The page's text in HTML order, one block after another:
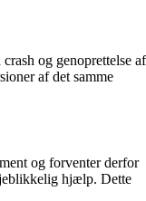
og genoprettelse af
af det samme
og forventer derfor
hjælp. Dette